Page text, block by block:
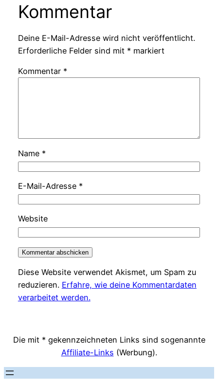
Kommentar
Deine E-Mail-Adresse wird nicht veröffentlicht.
Erforderliche Felder sind mit * markiert
Kommentar *
Name *
E-Mail-Adresse *
Website
Diese Website verwendet Akismet, um Spam zu
reduzieren. Erfahre, wie deine Kommentardaten
verarbeitet werden.
Die mit * gekennzeichneten Links sind sogenannte
Affiliate-Links (Werbung).